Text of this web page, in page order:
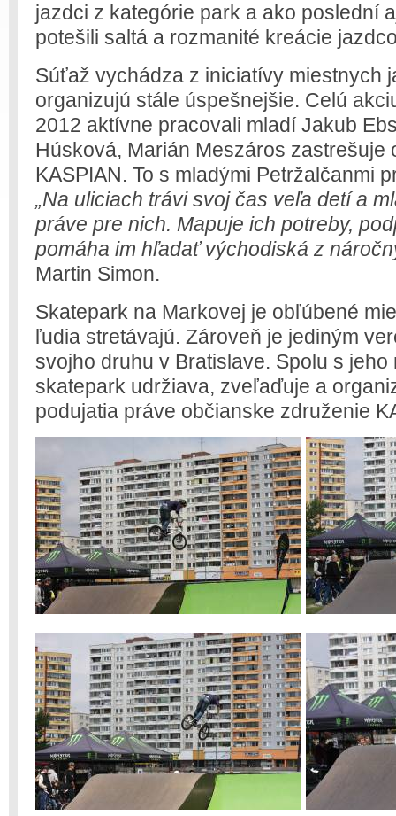
jazdci z kategórie park a ako poslední
potešili saltá a rozmanité kreácie
Súťaž vychádza z iniciatívy miestnych
organizujú stále úspešnejšie. Celú
2012 aktívne pracovali mladí Jakub
Húsková, Marián Meszáros zastrešuje
KASPIAN. To s mladými Petržalčanmi
„Na uliciach trávi svoj čas veľa detí a
práve pre nich. Mapuje ich potreby,
pomáha im hľadať východiská z
Martin Simon.
Skatepark na Markovej je obľúbené
ľudia stretávajú. Zároveň je jediným
svojho druhu v Bratislave. Spolu s
skatepark udržiava, zveľaďuje a
podujatia práve občianske združenie